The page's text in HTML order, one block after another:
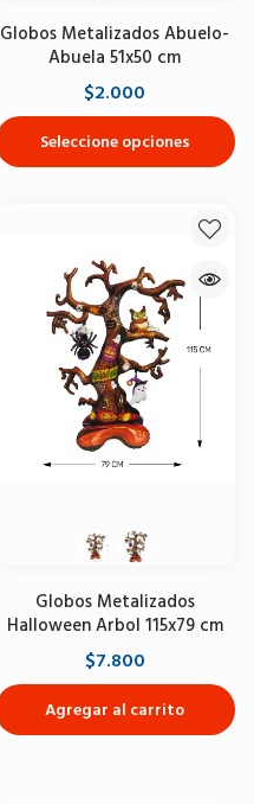
Globos Metalizados Abuelo-
Abuela 51x50 cm
$2.000
Seleccione opciones
Globos Metalizados
Halloween Arbol 115x79 cm
$7.800
Agregar al carrito